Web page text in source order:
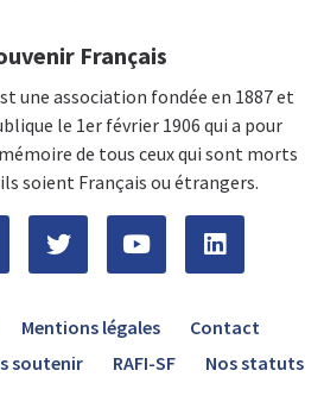
Français
une association fondée en 1887 et
le 1er février 1906 qui a pour
de tous ceux qui sont morts
soient Français ou étrangers.
Mentions légales
Contact
soutenir RAFI-SF Nos statuts